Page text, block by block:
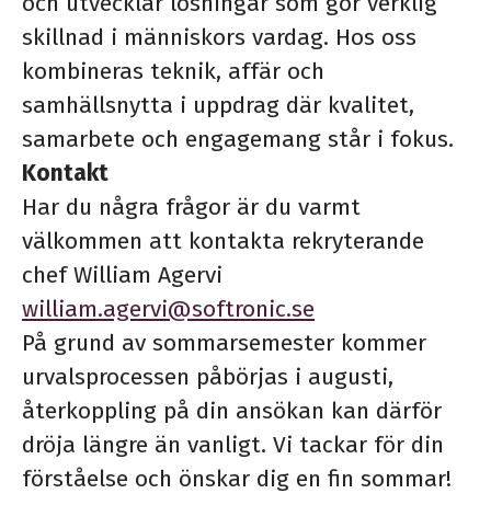
skillnad i människors vardag. Hos oss
kombineras teknik, affär och
samhällsnytta i uppdrag där kvalitet,
samarbete och engagemang står i fokus.
Kontakt
Har du några frågor är du varmt
välkommen att kontakta rekryterande
chef William Agervi
william.agervi@softronic.se
På grund av sommarsemester kommer
urvalsprocessen påbörjas i augusti,
återkoppling på din ansökan kan därför
dröja längre än vanligt. Vi tackar för din
förståelse och önskar dig en fin sommar!